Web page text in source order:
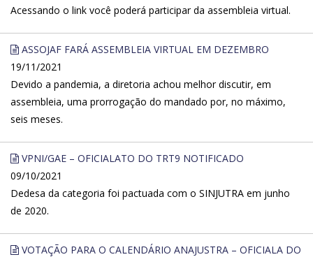
Acessando o link você poderá participar da assembleia virtual.
ASSOJAF FARÁ ASSEMBLEIA VIRTUAL EM DEZEMBRO
19/11/2021
Devido a pandemia, a diretoria achou melhor discutir, em
assembleia, uma prorrogação do mandado por, no máximo,
seis meses.
VPNI/GAE – OFICIALATO DO TRT9 NOTIFICADO
09/10/2021
Dedesa da categoria foi pactuada com o SINJUTRA em junho
de 2020.
VOTAÇÃO PARA O CALENDÁRIO ANAJUSTRA – OFICIALA DO